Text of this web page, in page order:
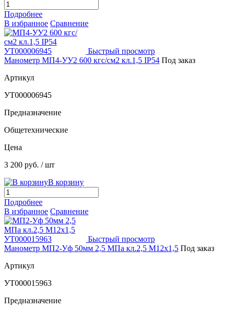
Подробнее
В избранное Сравнение
Быстрый просмотр
Манометр МП4-УУ2 600 кгс/см2 кл.1,5 IP54 Под заказ
Артикул
УТ000006945
Предназначение
Общетехнические
Цена
3 200 руб. / шт
В корзину
Подробнее
В избранное Сравнение
Быстрый просмотр
Манометр МП2-Уф 50мм 2,5 МПа кл.2,5 М12х1,5 Под заказ
Артикул
УТ000015963
Предназначение